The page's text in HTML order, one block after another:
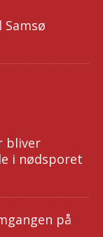
bliver
i nødsporet
på